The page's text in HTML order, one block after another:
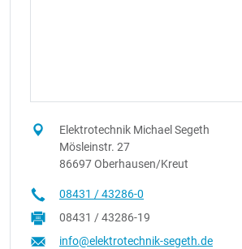
Elektrotechnik Michael Segeth
Mösleinstr. 27
86697 Oberhausen/Kreut
08431 / 43286-0
08431 / 43286-19
info@elektrotechnik-segeth.de